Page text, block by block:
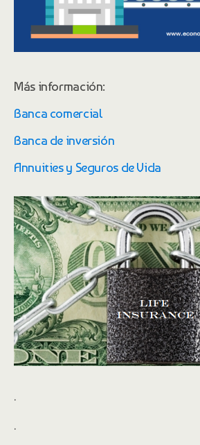
Más información:
Banca comercial
Banca de inversión
Annuities y Seguros de Vida
.
.